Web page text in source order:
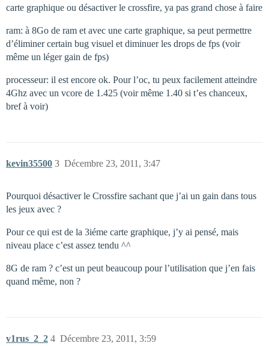
carte graphique ou désactiver le crossfire, ya pas grand chose à faire
ram: à 8Go de ram et avec une carte graphique, sa peut permettre
d’éliminer certain bug visuel et diminuer les drops de fps (voir
même un léger gain de fps)
processeur: il est encore ok. Pour l’oc, tu peux facilement atteindre
4Ghz avec un vcore de 1.425 (voir même 1.40 si t’es chanceux,
bref à voir)
kevin35500 Décembre 23, 2011, 3:47
3
Pourquoi désactiver le Crossfire sachant que j’ai un gain dans tous
les jeux avec ?
Pour ce qui est de la 3iéme carte graphique, j’y ai pensé, mais
niveau place c’est assez tendu ^^
8G de ram ? c’est un peut beaucoup pour l’utilisation que j’en fais
quand même, non ?
v1rus_2_2 Décembre 23, 2011, 3:59
4